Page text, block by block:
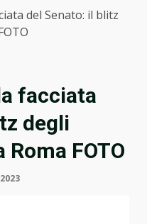
del Senato: il blitz
facciata
degli
Roma FOTO